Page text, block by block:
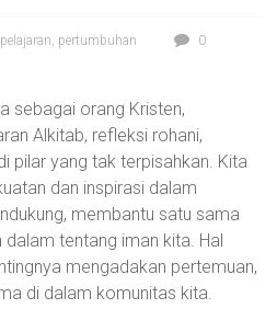
pelajaran, pertumbuhan
0
sebagai orang Kristen,
Alkitab, refleksi rohani,
pilar yang tak terpisahkan. Kita
dan inspirasi dalam
membantu satu sama
tentang iman kita. Hal
mengadakan pertemuan,
di dalam komunitas kita.